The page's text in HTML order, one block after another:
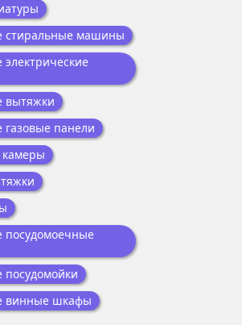
стиральные машины
вытяжки
панели
посудомоечные
посудомойки
винные шкафы